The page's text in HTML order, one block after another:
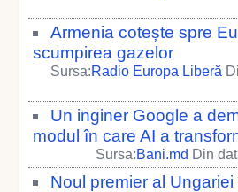
Armenia cotește spre
scumpirea gazelor
Sursa:Radio Europa Liberă
Un inginer Google a
modul în care AI a
Sursa:Bani.md Din
Noul premier al